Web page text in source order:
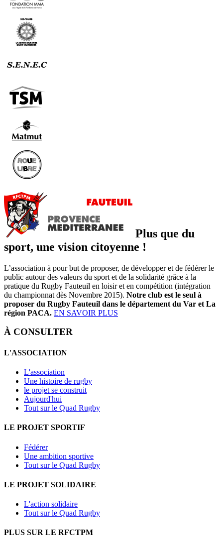
Plus que du
sport, une vision citoyenne !
L’association à pour but de proposer, de développer et de fédérer le
public autour des valeurs du sport et de la solidarité grâce à la
pratique du Rugby Fauteuil en loisir et en compétition (intégration
du championnat dès Novembre 2015). Notre club est le seul à
proposer du Rugby Fauteuil dans le département du Var et La
région PACA. EN SAVOIR PLUS
À CONSULTER
L'ASSOCIATION
L'association
Une histoire de rugby
le projet se construit
Aujourd'hui
Tout sur le Quad Rugby
LE PROJET SPORTIF
Fédérer
Une ambition sportive
Tout sur le Quad Rugby
LE PROJET SOLIDAIRE
L'action solidaire
Tout sur le Quad Rugby
PLUS SUR LE RFCTPM